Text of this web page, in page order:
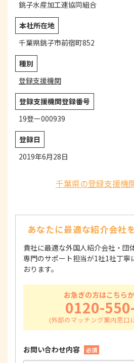
銚子水産加工連協同組合
本社所在地
千葉県銚子市前宿町852
種別
登録支援機関
登録支援機関登録番号
19登ー000939
登録日
2019年6月28日
千葉県の登録支援機
あなたに最適な紹介会社
貴社に最適な外国人紹介会社・団
専門のサポート担当が1社1社丁寧
おります。
お急ぎの方はこちら
0120-
お問い合わせ内容 必須